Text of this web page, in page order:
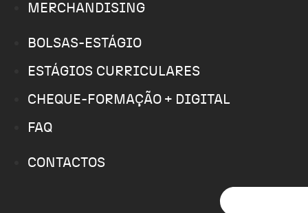
MERCHANDISING
BOLSAS-ESTÁGIO
ESTÁGIOS CURRICULARES
CHEQUE-FORMAÇÃO + DIGITAL
FAQ
CONTACTOS